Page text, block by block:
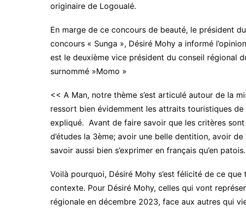
originaire de Logoualé.
En marge de ce concours de beauté, le président
concours « Sunga », Désiré Mohy a informé
est le deuxième vice président du conseil régional
surnommé »Momo »
<< A Man, notre thème s’est articulé autour de la
ressort bien évidemment les attraits touristiques
expliqué. Avant de faire savoir que les critères
d’études la 3ème; avoir une belle dentition, avoir
savoir aussi bien s’exprimer en français qu’en patois.
Voilà pourquoi, Désiré Mohy s’est félicité de ce
contexte. Pour Désiré Mohy, celles qui vont
régionale en décembre 2023, face aux autres qui